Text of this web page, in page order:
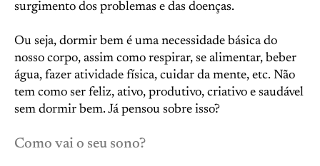
surgimento dos problemas e das doenças.
Ou seja, dormir bem é uma necessidade básica do
nosso corpo, assim como respirar, se alimentar, beber
água, fazer atividade física, cuidar da mente, etc. Não
tem como ser feliz, ativo, produtivo, criativo e saudável
sem dormir bem. Já pensou sobre isso?
Como vai o seu sono?